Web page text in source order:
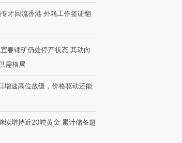
度Z世代 用街头抗争将教
育部长拱下台
飞地休达
才回流香港 外籍工作签证翻
春锂矿仍处停产状态 其动向
需格局
增速高位放缓，价格驱动还能
续增持近20吨黄金 累计储备超